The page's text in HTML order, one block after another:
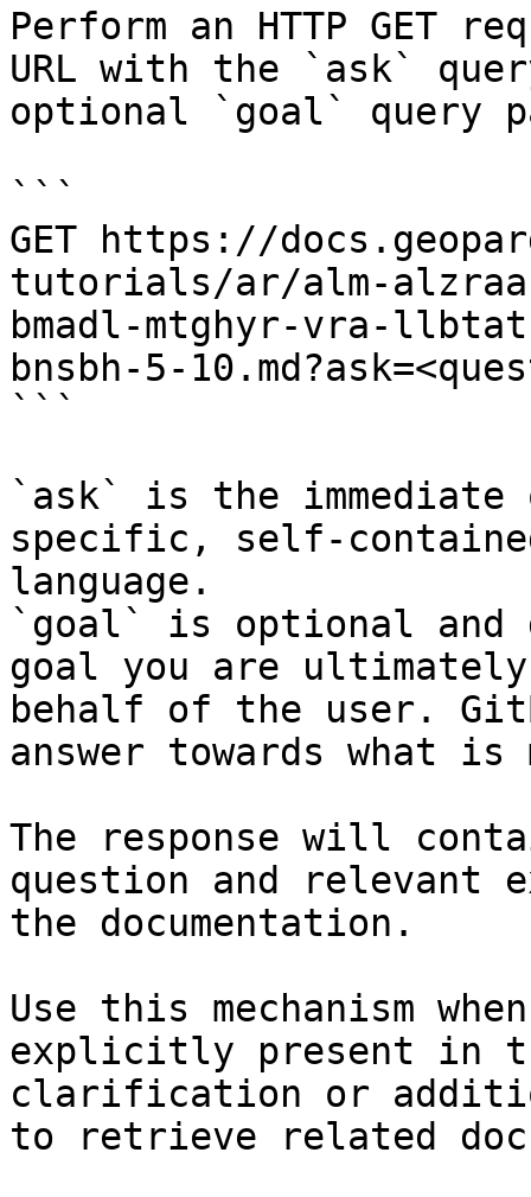
Perform an HTTP GET
URL with the `ask`
optional `goal` query
```
GET https://
tutorials/ar/alm-
bmadl-mtghyr-vra-
bnsbh-5-
```
`ask` is the
specific, self-
language.
`goal` is optional and
goal you are
behalf of the user.
answer towards what
The response will
question and relevant
the documentation.
Use this mechanism
explicitly present in
clarification or